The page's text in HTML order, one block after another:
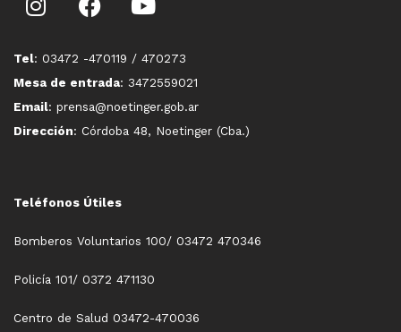
Tel: 03472 -470119 / 470273
Mesa de entrada: 3472559021
Email: prensa@noetinger.gob.ar
Dirección: Córdoba 48, Noetinger (Cba.)
Teléfonos Útiles
Bomberos Voluntarios 100/ 03472 470346
Policía 101/ 0372 471130
Centro de Salud 03472-470036